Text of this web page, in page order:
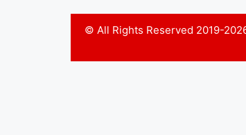
© All Rights Reserved 2019-